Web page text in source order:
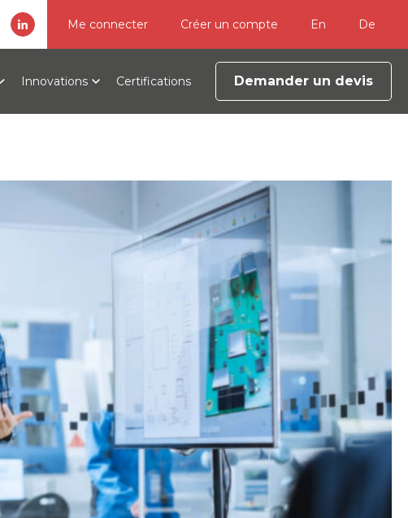
Me connecter Créer un compte En De
Innovations Certifications Demander un devis